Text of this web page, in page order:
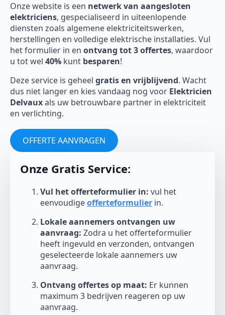
Onze website is een netwerk van aangesloten
elektriciens, gespecialiseerd in uiteenlopende
diensten zoals algemene elektriciteitswerken,
herstellingen en volledige elektrische installaties. Vul
het formulier in en ontvang tot 3 offertes, waardoor
u tot wel 40% kunt besparen!
Deze service is geheel gratis en vrijblijvend. Wacht
dus niet langer en kies vandaag nog voor Elektricien
Delvauxals uw betrouwbare partner in elektriciteit
en verlichting.
OFFERTE AANVRAGEN
Onze Gratis Service:
Vul het offerteformulier in: vul het
eenvoudigeofferteformulier in.
Lokale aannemers ontvangen uw
aanvraag: Zodra u het offerteformulier
heeft ingevuld en verzonden, ontvangen
geselecteerde lokale aannemers uw
aanvraag.
Ontvang offertes op maat: Er kunnen
maximum 3 bedrijven reageren op uw
aanvraag.